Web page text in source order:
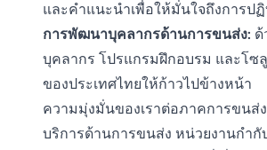
และคำแนะนำเพื่อให้มั่นใจถึงการป
การพัฒนาบุคลากรด้านการขนส่ง:
บุคลากร โปรแกรมฝึกอบรม และโซ
ของประเทศไทยให้ก้าวไปข้างหน้า
ความมุ่งมั่นของเราต่อภาคการขนส่
บริการด้านการขนส่ง หน่วยงานกำ